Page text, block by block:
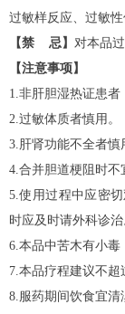
过敏样反应、过敏
【禁 忌】 对本品过
【注意事项】
1.非肝胆湿热证患者
2.过敏体质者慎用。
3.肝肾功能不全者慎
4.合并胆道梗阻时不
5.使用过程中应密
时应及时请外科诊治
6.本品中苦木有小毒
7.本品疗程建议不超
8.服药期间饮食宜清